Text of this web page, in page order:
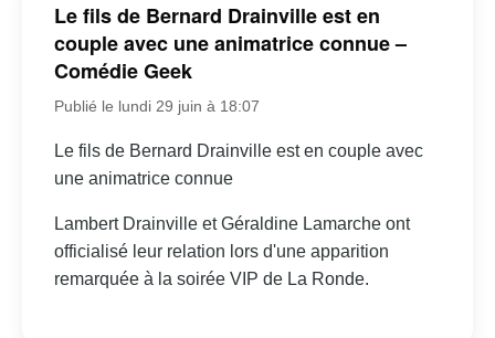
Le fils de Bernard Drainville est en
couple avec une animatrice connue –
Comédie Geek
Publié le lundi 29 juin à 18:07
Le fils de Bernard Drainville est en couple avec
une animatrice connue
Lambert Drainville et Géraldine Lamarche ont
officialisé leur relation lors d'une apparition
remarquée à la soirée VIP de La Ronde.